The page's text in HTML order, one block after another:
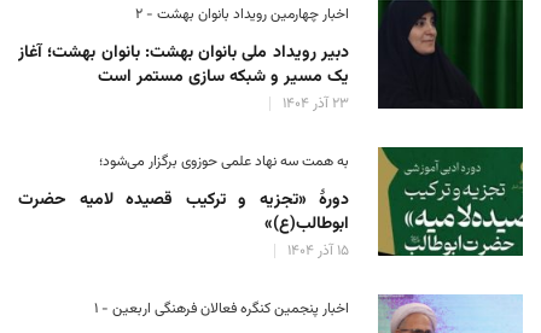
اخبار چهارمین رویداد بانوان بهشت - ۲
دبیر رویداد ملی بانوان بهشت: بانوان بهشت؛ آغاز
یک مسیر و شبکه سازی مستمر است
۲۳ آذر ۱۴۰۴
به همت سه نهاد علمی حوزوی برگزار می‌شود؛
دورهٔ «تجزیه و ترکیب قصیده لامیه حضرت
ابوطالب(ع)»
۱۵ آذر ۱۴۰۴
اخبار پنجمین کنگره فعالان فرهنگی اربعین - ۱